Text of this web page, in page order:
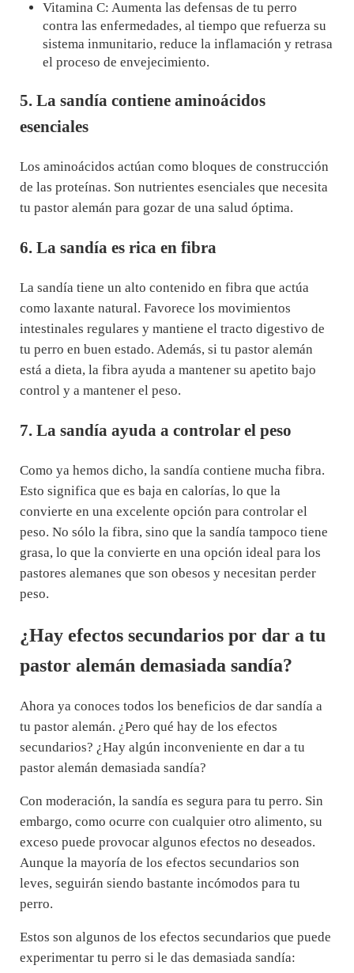
Vitamina C: Aumenta las defensas de tu perro
contra las enfermedades, al tiempo que refuerza su
sistema inmunitario, reduce la inflamación y retrasa
el proceso de envejecimiento.
5. La sandía contiene aminoácidos
esenciales
Los aminoácidos actúan como bloques de construcción
de las proteínas. Son nutrientes esenciales que necesita
tu pastor alemán para gozar de una salud óptima.
6. La sandía es rica en fibra
La sandía tiene un alto contenido en fibra que actúa
como laxante natural. Favorece los movimientos
intestinales regulares y mantiene el tracto digestivo de
tu perro en buen estado. Además, si tu pastor alemán
está a dieta, la fibra ayuda a mantener su apetito bajo
control y a mantener el peso.
7. La sandía ayuda a controlar el peso
Como ya hemos dicho, la sandía contiene mucha fibra.
Esto significa que es baja en calorías, lo que la
convierte en una excelente opción para controlar el
peso. No sólo la fibra, sino que la sandía tampoco tiene
grasa, lo que la convierte en una opción ideal para los
pastores alemanes que son obesos y necesitan perder
peso.
¿Hay efectos secundarios por dar a tu
pastor alemán demasiada sandía?
Ahora ya conoces todos los beneficios de dar sandía a
tu pastor alemán. ¿Pero qué hay de los efectos
secundarios? ¿Hay algún inconveniente en dar a tu
pastor alemán demasiada sandía?
Con moderación, la sandía es segura para tu perro. Sin
embargo, como ocurre con cualquier otro alimento, su
exceso puede provocar algunos efectos no deseados.
Aunque la mayoría de los efectos secundarios son
leves, seguirán siendo bastante incómodos para tu
perro.
Estos son algunos de los efectos secundarios que puede
experimentar tu perro si le das demasiada sandía: